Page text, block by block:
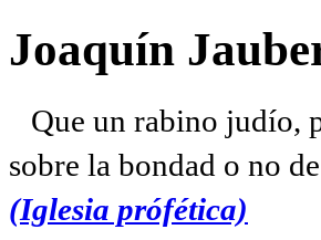
Joaquín
Que un rabino judío,
sobre la bondad o no
(Iglesia prófética)